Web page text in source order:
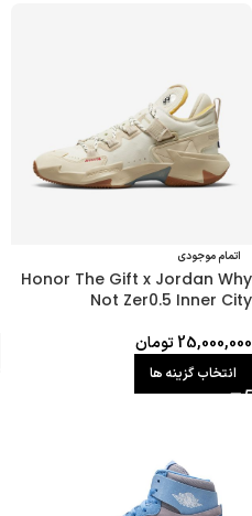
اتمام موجودی
Honor The Gift x Jordan Why
Not Zer0.5 Inner City
25,000,000تومان
انتخاب گزینه ها